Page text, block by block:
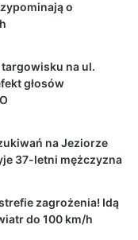
o
targowisku na ul.
głosów
na Jeziorze
37-letni mężczyzna
zagrożenia! Idą
do 100 km/h